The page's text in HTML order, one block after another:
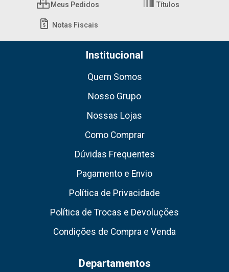
Meus Pedidos Títulos
Notas Fiscais
Institucional
Quem Somos
Nosso Grupo
Nossas Lojas
Como Comprar
Dúvidas Frequentes
Pagamento e Envio
Política de Privacidade
Política de Trocas e Devoluções
Condições de Compra e Venda
Departamentos